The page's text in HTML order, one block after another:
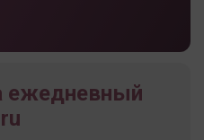
ежедневный